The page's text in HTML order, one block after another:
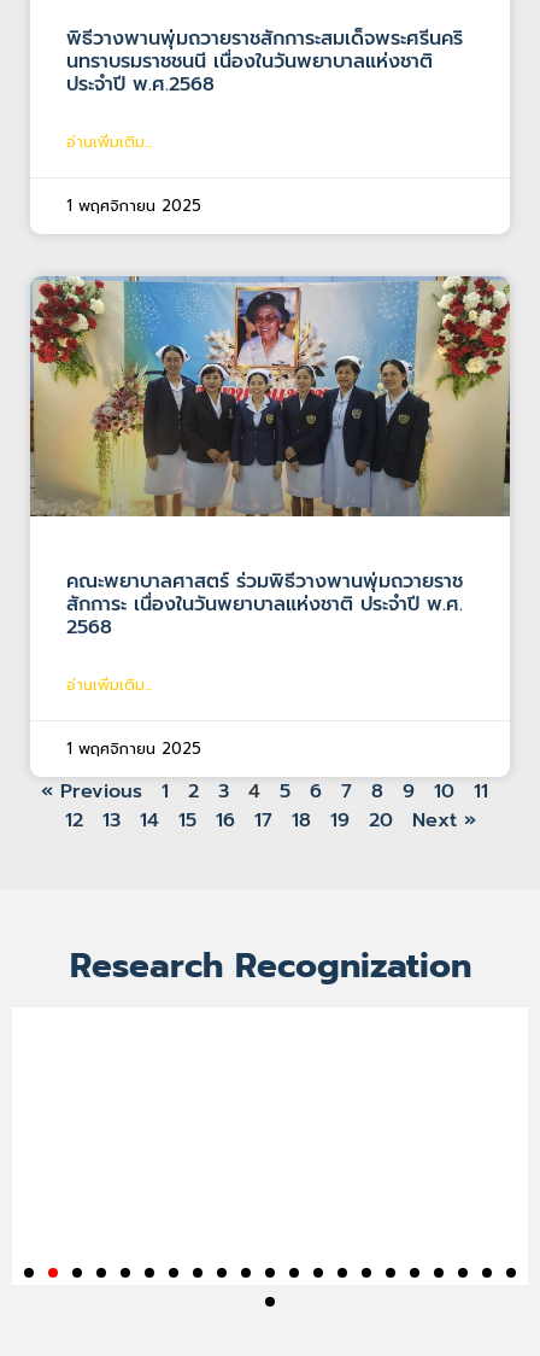
พิธีวางพานพุ่มถวายราชสักการะสมเด็จพระศรีนคริ
นทราบรมราชชนนี เนื่องในวันพยาบาลแห่งชาติ
ประจำปี พ.ศ.2568
อ่านเพิ่มเติม...
1 พฤศจิกายน 2025
คณะพยาบาลศาสตร์ ร่วมพิธีวางพานพุ่มถวายราช
สักการะ เนื่องในวันพยาบาลแห่งชาติ ประจำปี พ.ศ.
2568
อ่านเพิ่มเติม...
1 พฤศจิกายน 2025
« Previous 1 2 3 4 5 6 7 8 9 10
11
12
13 14 15 16 17 18 19 20 Next »
Research Recognization